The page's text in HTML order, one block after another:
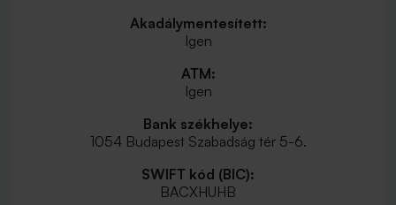
Akadálymentesített:
Igen
ATM:
Igen
Bank székhelye:
1054 Budapest Szabadság tér 5-6.
SWIFT kód (BIC):
BACXHUHB